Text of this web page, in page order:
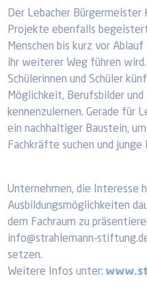
Der Lebacher
Projekte ebenfalls
Menschen bis kurz vor
ihr weiterer Weg führen
Schülerinnen und Schüler
Möglichkeit, Berufsbilder
kennenzulernen. Gerade für
ein nachhaltiger Baustein,
Fachkräfte suchen und junge
Unternehmen, die Interesse
Ausbildungsmöglichkeiten
dem Fachraum zu
info@strahlemann-
setzen.
Weitere Infos unter: